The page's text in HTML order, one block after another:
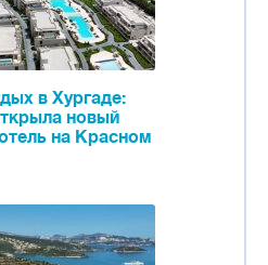
в Хургаде:
новый
на Красном